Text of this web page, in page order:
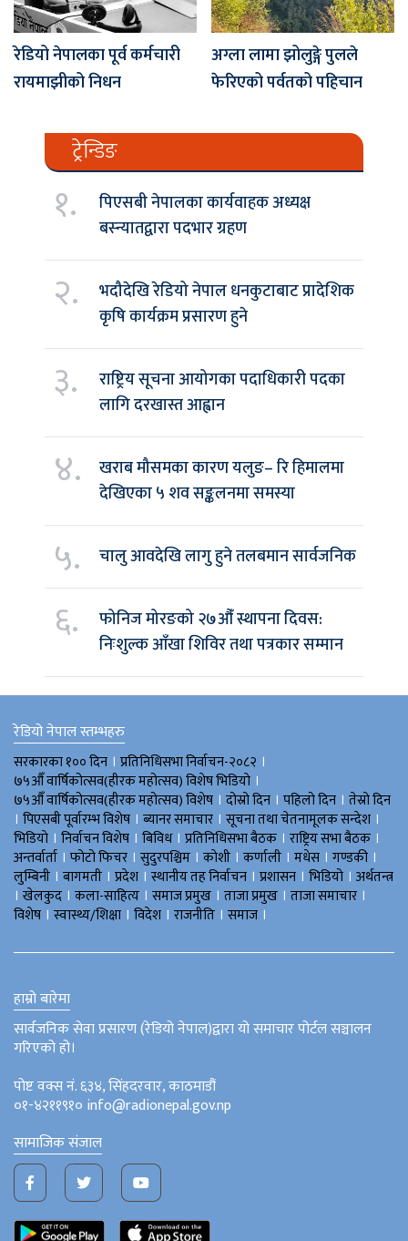
रेडियो नेपालका पूर्व कर्मचारी
रायमाझीको निधन
अग्ला लामा झोलुङ्गे पुलले
फेरिएको पर्वतको पहिचान
ट्रेन्डिङ
१.
पिएसबी नेपालका कार्यवाहक अध्यक्ष
बस्न्यातद्वारा पदभार ग्रहण
२.
भदौदेखि रेडियो नेपाल धनकुटाबाट प्रादेशिक
कृषि कार्यक्रम प्रसारण हुने
३.
राष्ट्रिय सूचना आयोगका पदाधिकारी पदका
लागि दरखास्त आह्वान
४.
खराब मौसमका कारण यलुङ– रि हिमालमा
देखिएका ५ शव सङ्कलनमा समस्या
५. चालु आवदेखि लागु हुने तलबमान सार्वजनिक
६.
फोनिज मोरङको २७औँ स्थापना दिवस:
निःशुल्क आँखा शिविर तथा पत्रकार सम्मान
रेडियो नेपाल स्तम्भहरु
सरकारका १०० दिन । प्रतिनिधिसभा निर्वाचन-२०८२ ।
७५औँ वार्षिकोत्सव(हीरक महोत्सव) विशेष भिडियाे ।
७५औँ वार्षिकोत्सव(हीरक महोत्सव) विशेष । दोस्रो दिन । पहिलो दिन । तेस्रो दिन
। पिएसबी पूर्वारम्भ विशेष । ब्यानर समाचार । सूचना तथा चेतनामूलक सन्देश ।
भिडियाे । निर्वाचन विशेष । बिविध। प्रतिनिधिसभा बैठक । राष्ट्रिय सभा बैठक ।
अन्तर्वार्ता । फोटो फिचर । सुदुरपश्चिम । काेशी । कर्णाली । मधेस । गण्डकी ।
लुम्बिनी । बागमती । प्रदेश । स्थानीय तह निर्वाचन । प्रशासन । भिडियो । अर्थतन्त्र
। खेलकुद । कला-साहित्य । समाज प्रमुख । ताजा प्रमुख । ताजा समाचार ।
विशेष । स्वास्थ्य/शिक्षा । विदेश । राजनीति । समाज ।
हाम्रो बारेमा
सार्वजनिक सेवा प्रसारण (रेडियो नेपाल)द्वारा यो समाचार पोर्टल सञ्चालन
गरिएको हो।
पोष्ट वक्स नं. ६३४, सिंहदरवार, काठमाडौं
०१-४२११९१० info@radionepal.gov.np
सामाजिक संजाल